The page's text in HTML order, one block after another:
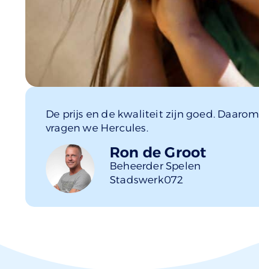
De prijs en de kwaliteit zijn goed. Daarom
vragen we Hercules.
Ron de Groot
Beheerder Spelen
Stadswerk072